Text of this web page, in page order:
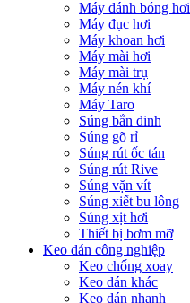
Máy đánh bóng hơi
Máy đục hơi
Máy khoan hơi
Máy mài hơi
Máy mài trụ
Máy nén khí
Máy Taro
Súng bắn đinh
Súng gõ rỉ
Súng rút ốc tán
Súng rút Rive
Súng vặn vít
Súng xiết bu lông
Súng xịt hơi
Thiết bị bơm mỡ
Keo dán công nghiệp
Keo chống xoay
Keo dán khác
Keo dán nhanh